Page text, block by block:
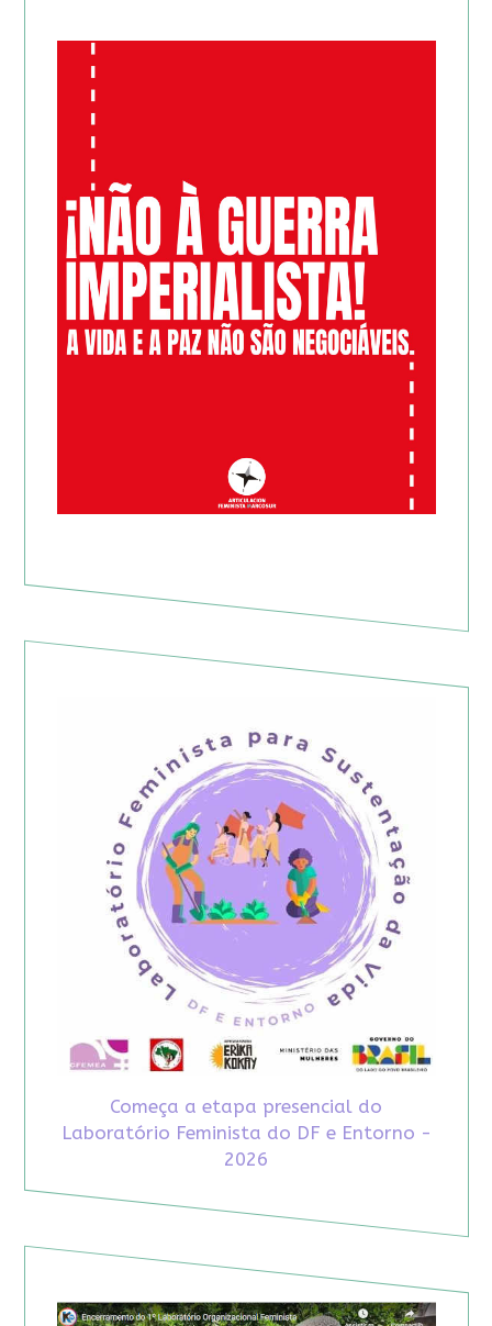
Começa a etapa presencial do
Laboratório Feminista do DF e Entorno -
2026